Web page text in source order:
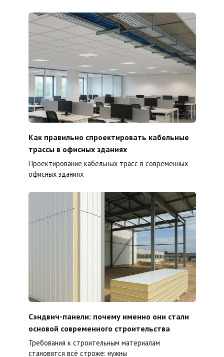
Как правильно спроектировать кабельные
трассы в офисных зданиях
Проектирование кабельных трасс в современных
офисных зданиях
Сэндвич-панели: почему именно они стали
основой современного строительства
Требования к строительным материалам
становятся всё строже: нужны